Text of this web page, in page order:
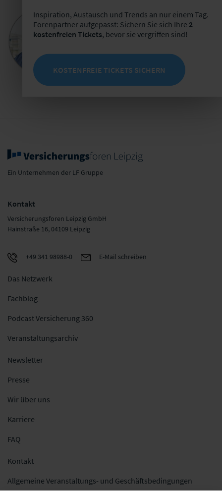
Bastian Mörstedt
Leiter Partnermanagement
Inspiration, Austausch und Trends an nur einem Tag.
Forenpartner aufgepasst: Sichern Sie sich Ihre 2
kostenfreien Tickets, bevor sie vergriffen sind!
KOSTENFREIE TICKETS SICHERN
Ein Unternehmen der LF Gruppe
Kontakt
Versicherungsforen Leipzig GmbH
Hainstraße 16, 04109 Leipzig
+49 341 98988-0 E-Mail schreiben
Das Netzwerk
Fachblog
Podcast Versicherung 360
Veranstaltungsarchiv
Newsletter
Presse
Wir über uns
Karriere
FAQ
Kontakt
Allgemeine Veranstaltungs- und Geschäftsbedingungen